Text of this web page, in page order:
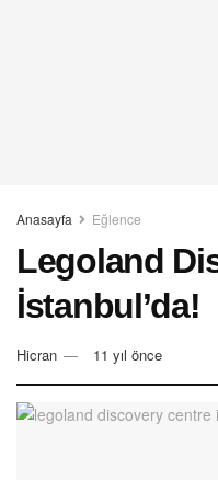
Anasayfa Eğlence
Legoland
İstanbul’da!
Hicran 11 yıl önce